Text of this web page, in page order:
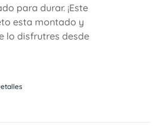
para durar. ¡Este
esta montado y
lo disfrutres desde